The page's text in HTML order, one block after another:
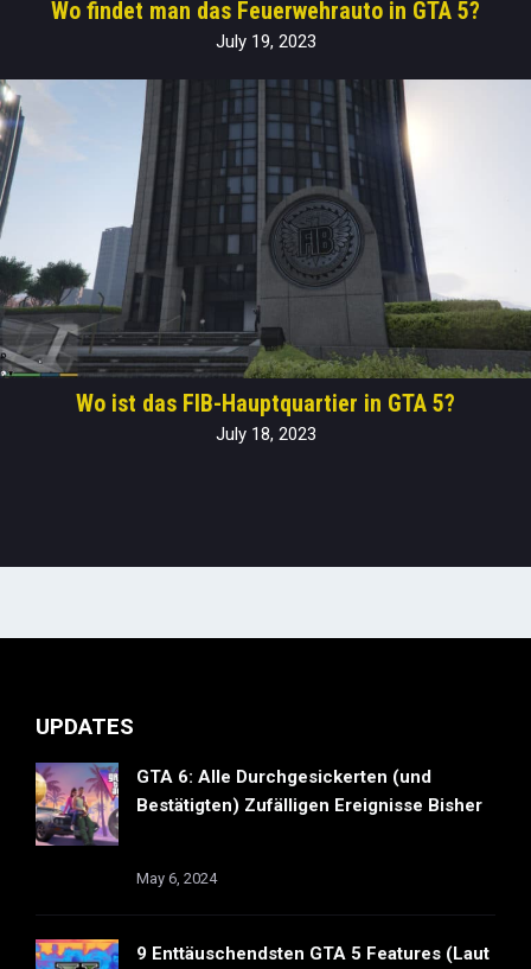
Wo findet man das Feuerwehrauto in GTA 5?
July 19, 2023
Wo ist das FIB-Hauptquartier in GTA 5?
July 18, 2023
UPDATES
GTA 6: Alle Durchgesickerten (und
Bestätigten) Zufälligen Ereignisse Bisher
May 6, 2024
9 Enttäuschendsten GTA 5 Features (Laut